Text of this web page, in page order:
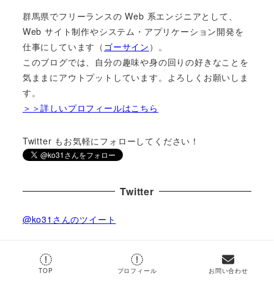
群馬県でフリーランスの Web 系エンジニアとして、
Web サイト制作やシステム・アプリケーション開発を
仕事にしています（ ゴーサイン ）。
このブログでは、自分の趣味や身の回りの好きなことを
気ままにアウトプットしています。よろしくお願いしま
す。
＞＞詳しいプロフィールはこちら
Twitter もお気軽にフォローしてください！
Twitter
@ko31さんのツイート
by @ko31
TOP プロフィール お問い合わせ